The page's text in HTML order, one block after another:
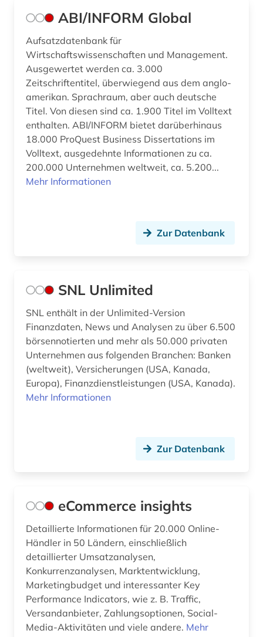
ABI/INFORM Global
Aufsatzdatenbank für
Wirtschaftswissenschaften und Management.
Ausgewertet werden ca. 3.000
Zeitschriftentitel, überwiegend aus dem anglo-
amerikan. Sprachraum, aber auch deutsche
Titel. Von diesen sind ca. 1.900 Titel im Volltext
enthalten. ABI/INFORM bietet darüberhinaus
18.000 ProQuest Business Dissertations im
Volltext, ausgedehnte Informationen zu ca.
200.000 Unternehmen weltweit, ca. 5.200...
Mehr Informationen
Zur Datenbank
SNL Unlimited
SNL enthält in der Unlimited-Version
Finanzdaten, News und Analysen zu über 6.500
börsennotierten und mehr als 50.000 privaten
Unternehmen aus folgenden Branchen: Banken
(weltweit), Versicherungen (USA, Kanada,
Europa), Finanzdienstleistungen (USA, Kanada).
Mehr Informationen
Zur Datenbank
eCommerce insights
Detaillierte Informationen für 20.000 Online-
Händler in 50 Ländern, einschließlich
detaillierter Umsatzanalysen,
Konkurrenzanalysen, Marktentwicklung,
Marketingbudget und interessanter Key
Performance Indicators, wie z. B. Traffic,
Versandanbieter, Zahlungsoptionen, Social-
Media-Aktivitäten und viele andere. Mehr